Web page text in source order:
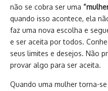
não se cobra ser uma
quando isso acontece, ela
faz uma nova escolha e
e ser aceita por todos.
seus limites e desejos. Não
provar algo para ser aceita.
Quando uma mulher torna-